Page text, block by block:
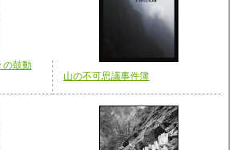
の鼓動
山の不可思議事件簿